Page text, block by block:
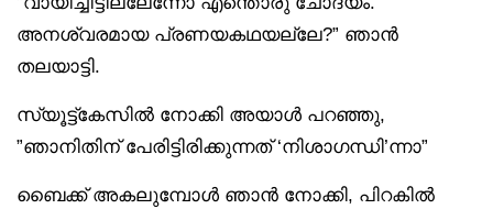
അനശ്വരമായ പ്രണയകഥയല്ലേ?” ഞാൻ
തലയാട്ടി.
സ്യൂട്ട്‌കേസിൽ നോക്കി അയാൾ പറഞ്ഞു,
”ഞാനിതിന് പേരിട്ടിരിക്കുന്നത് ‘നിശാഗന്ധി’ന്നാ”
ബൈക്ക് അകലുമ്പോൾ ഞാൻ നോക്കി, പിറകിൽ